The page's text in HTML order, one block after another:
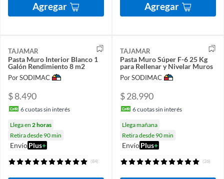
Agregar Agregar
TAJAMAR
Pasta Muro Interior Blanco 1
Galón Rendimiento 8 m2
Por SODIMAC
$ 8.490
6cuotas sin interés
Llega en 2 horas
Retira desde 90 min
EnvíoPlus+
(84)
TAJAMAR
Pasta Muro Súper F-6 25 Kg
para Rellenar y Nivelar Muros
Por SODIMAC
$ 28.990
6cuotas sin interés
Llega mañana
Retira desde 90 min
EnvíoPlus+
(26)